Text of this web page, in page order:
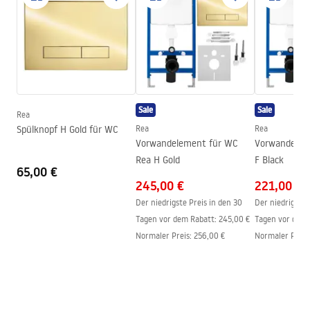
Material
Sanitärkeramik
Länge
515
Breite
345mm
mm
Montageschraubenabstand
Mit WC-Sitz
Ja, in WC-Becken-Farbe
ATEST-higieniczny.pdf
Installation instructions
instrukcja-montażu-misy-wc-video.mp4
Anweisungen zum Einbau
WC.pdf
Rea
Spülknopf H Gold für WC
65,00 €
Sale
Rea
Vorwandelement für WC
Rea H Gold
245,00 €
Der niedrigste Preis in den 30
Tagen vor dem Rabatt: 245,00 €
Normaler Preis: 256,00 €
Sale
Rea
F Black
221,00 €
Der niedrigste
Tagen vor dem
Normaler Preis